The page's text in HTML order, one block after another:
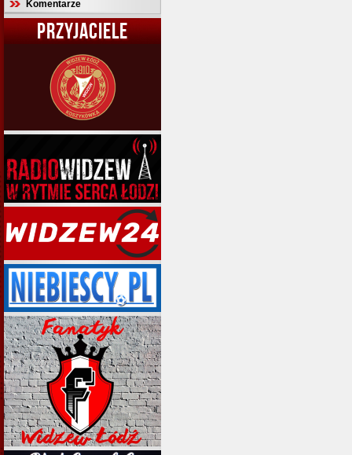
Komentarze
PRZYJACIELE